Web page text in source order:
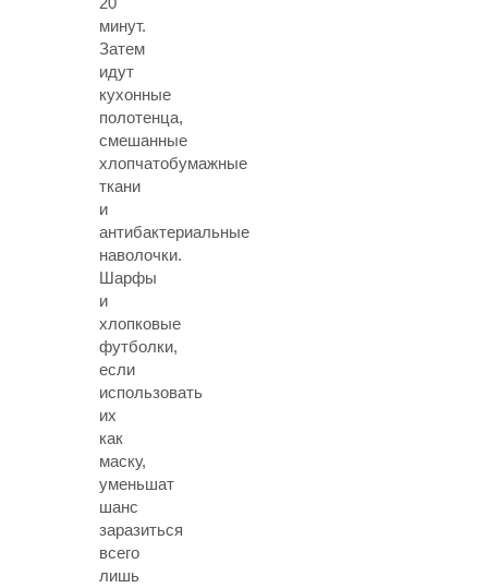
минут.
Затем
идут
кухонные
полотенца,
смешанные
хлопчатобумажные
ткани
и
антибактериальные
наволочки.
Шарфы
и
хлопковые
футболки,
если
использовать
их
как
маску,
уменьшат
шанс
заразиться
всего
лишь